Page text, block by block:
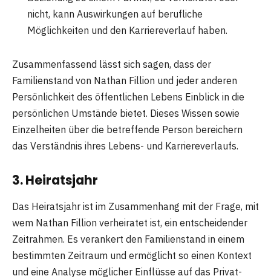
nicht, kann Auswirkungen auf berufliche
Möglichkeiten und den Karriereverlauf haben.
Zusammenfassend lässt sich sagen, dass der
Familienstand von Nathan Fillion und jeder anderen
Persönlichkeit des öffentlichen Lebens Einblick in die
persönlichen Umstände bietet. Dieses Wissen sowie
Einzelheiten über die betreffende Person bereichern
das Verständnis ihres Lebens- und Karriereverlaufs.
3. Heiratsjahr
Das Heiratsjahr ist im Zusammenhang mit der Frage, mit
wem Nathan Fillion verheiratet ist, ein entscheidender
Zeitrahmen. Es verankert den Familienstand in einem
bestimmten Zeitraum und ermöglicht so einen Kontext
und eine Analyse möglicher Einflüsse auf das Privat-